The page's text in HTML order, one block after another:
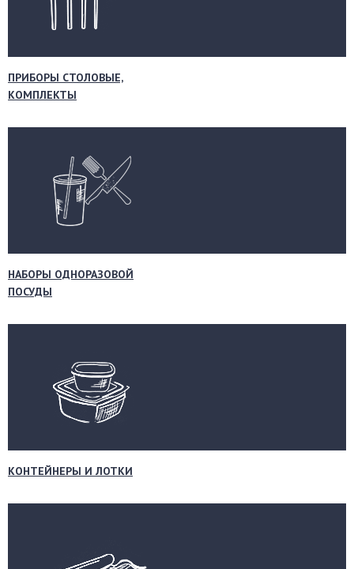
ПРИБОРЫ СТОЛОВЫЕ,
КОМПЛЕКТЫ
НАБОРЫ ОДНОРАЗОВОЙ
ПОСУДЫ
КОНТЕЙНЕРЫ И ЛОТКИ